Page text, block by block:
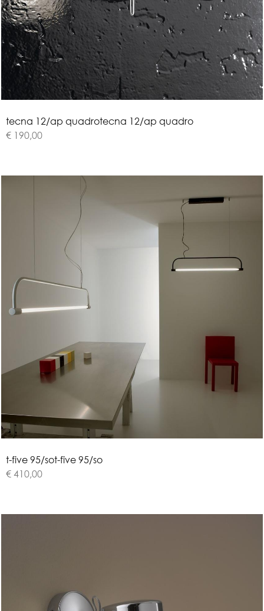
tecna 12/ap quadrotecna 12/ap quadro
€ 190,00
t-five 95/sot-five 95/so
€ 410,00